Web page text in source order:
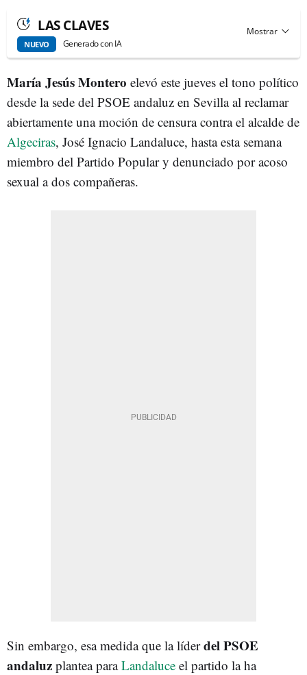
LAS CLAVES
NUEVO Generado con IA
María Jesús Montero elevó este jueves el tono político
desde la sede del PSOE andaluz en Sevilla al reclamar
abiertamente una moción de censura contra el alcalde de
Algeciras, José Ignacio Landaluce, hasta esta semana
miembro del Partido Popular y denunciado por acoso
sexual a dos compañeras.
Sin embargo, esa medida que la líderdel PSOE
andaluz plantea paraLandaluce el partido la ha